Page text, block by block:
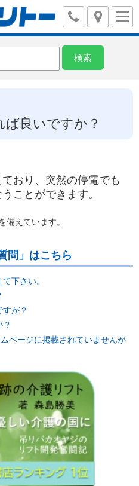
良いですか？
おり、突然の停電でも
ことができます。
備えています。
問」はこちら
下さい。
が？
ページに掲載されていませんが